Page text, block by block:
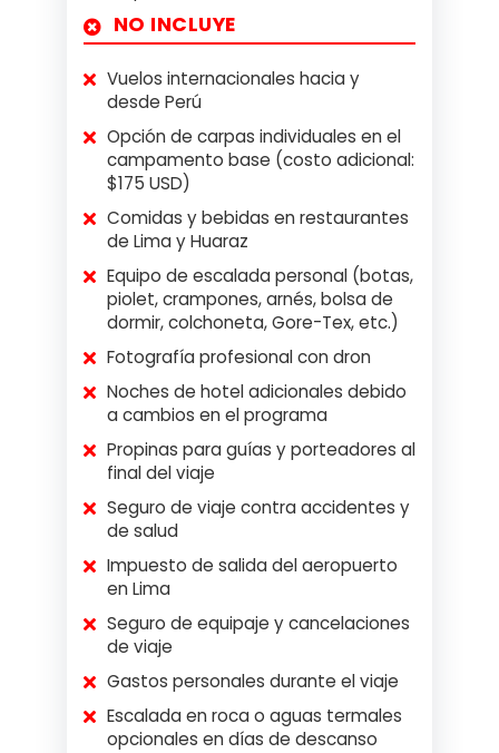
NO INCLUYE
Vuelos internacionales hacia y
desde Perú
Opción de carpas individuales en el
campamento base (costo adicional:
$175 USD)
Comidas y bebidas en restaurantes
de Lima y Huaraz
Equipo de escalada personal (botas,
piolet, crampones, arnés, bolsa de
dormir, colchoneta, Gore-Tex, etc.)
Fotografía profesional con dron
Noches de hotel adicionales debido
a cambios en el programa
Propinas para guías y porteadores al
final del viaje
Seguro de viaje contra accidentes y
de salud
Impuesto de salida del aeropuerto
en Lima
Seguro de equipaje y cancelaciones
de viaje
Gastos personales durante el viaje
Escalada en roca o aguas termales
opcionales en días de descanso